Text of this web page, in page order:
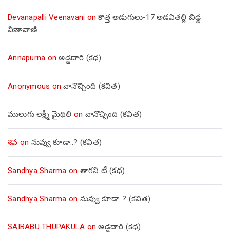
Devanapalli Veenavani onకొత్త అడుగులు-17 అడవితల్లి బిడ్డ
వీణావాణి
Annapurna onఅడ్డదారి (కథ)
Anonymous onవానొచ్చింది (కవిత)
ములుగు లక్ష్మీ మైథిలి on వానొచ్చింది (కవిత)
శివ on నువ్వు కూడా..? (కవిత)
Sandhya Sharma on తాగని టీ (కథ)
Sandhya Sharma on నువ్వు కూడా..? (కవిత)
SAIBABU THUPAKULA onఅడ్డదారి (కథ)